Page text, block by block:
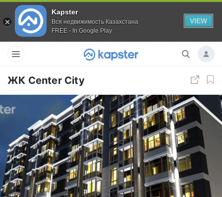
Kapster
Вся недвижимость Казахстана
FREE - In Google Play
VIEW
ЖК Center City